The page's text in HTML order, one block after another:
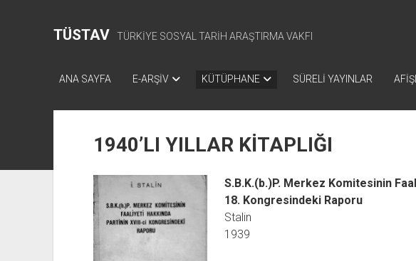
TÜSTAV TÜRKİYE SOSYAL TARİH ARAŞTIRMA VAKFI
ANA SAYFA E-ARŞİV KÜTÜPHANE SÜRELİ YAYINLAR
1940’LI YILLAR KİTAPLIĞI
S.B.K.(b.)P. Merkez Komitesinin
18. Kongresindeki Raporu
Stalin
1939